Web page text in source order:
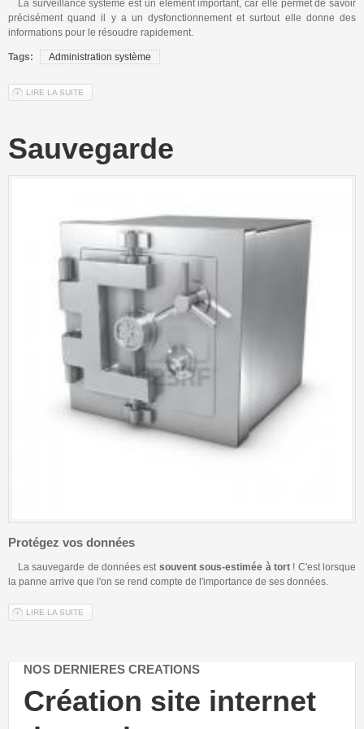
Matériel
Référencement
Nous contacter
La surveillance système est un élément important, car elle permet de savoir
précisément quand il y a un dysfonctionnement et surtout elle donne des
informations pour le résoudre rapidement.
Tags: Administration système
LIRE LA SUITE
Sauvegarde
Protégez vos données
La sauvegarde de données est souvent sous-estimée à tort! C'est lorsque
la panne arrive que l'on se rend compte de l'importance de ses données.
LIRE LA SUITE
NOS DERNIERES CREATIONS
internet
Création site